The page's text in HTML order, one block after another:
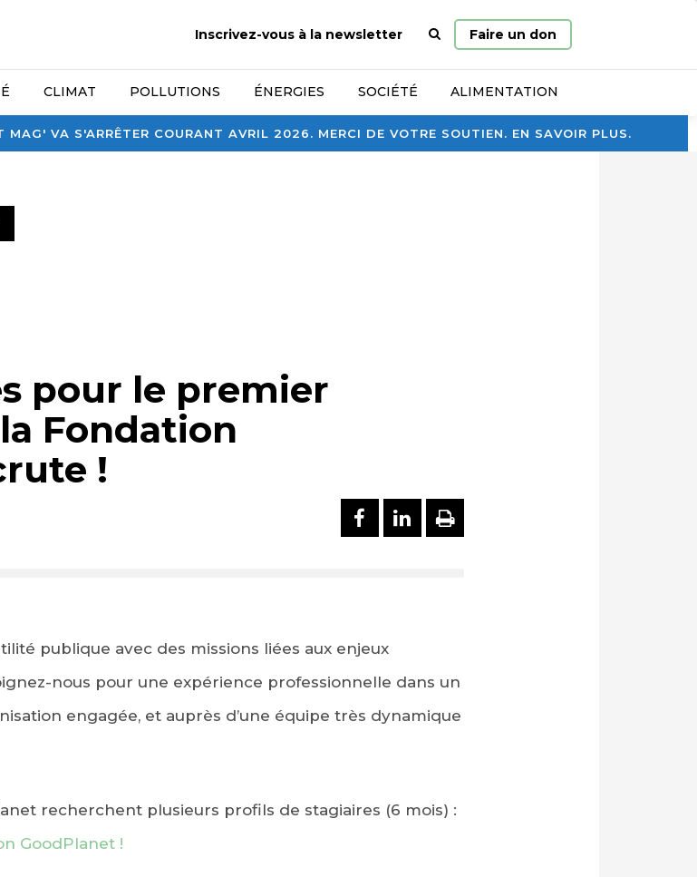
MAG' VA S'ARRÊTER COURANT AVRIL 2026. MERCI DE VOTRE SOUTIEN. EN SAVOIR PLUS.
Inscrivez-vous à la newsletter
Page
d’accueil
Faire un don
CLIMAT POLLUTIONS ÉNERGIES SOCIÉTÉ ALIMENTATION
pour le premier
Fondation
!
PARTAGER SUR FACEBOOK
PARTAGER SUR
IMPRIMER
publique avec des missions liées aux enjeux
nous pour une expérience professionnelle dans un
engagée, et auprès d’une équipe très dynamique
recherchent plusieurs profils de stagiaires (6 mois) :
GoodPlanet !